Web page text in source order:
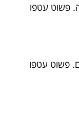
פשוט עטפו
היטב במקרר ל-5-7 ימים. פשוט עטפו